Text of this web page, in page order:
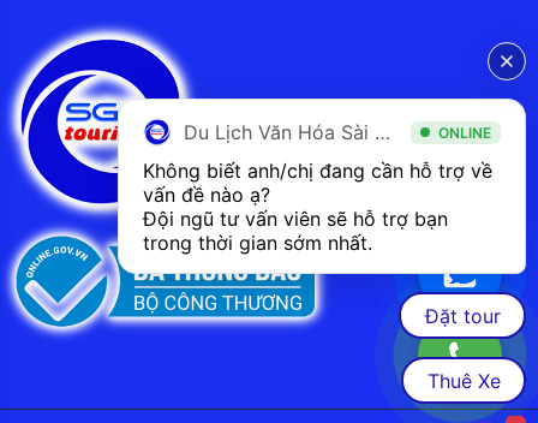
Du Lịch Văn Hóa Sài Gòn ONLINE
Không biết anh/chị đang cần hỗ trợ về
vấn đề nào ạ?
Đội ngũ tư vấn viên sẽ hỗ trợ bạn
trong thời gian sớm nhất.
Đặt tour
Thuê Xe